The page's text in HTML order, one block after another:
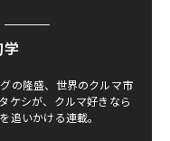
学
の隆盛、世界のクルマ市
ケシが、クルマ好きなら
追いかける連載。